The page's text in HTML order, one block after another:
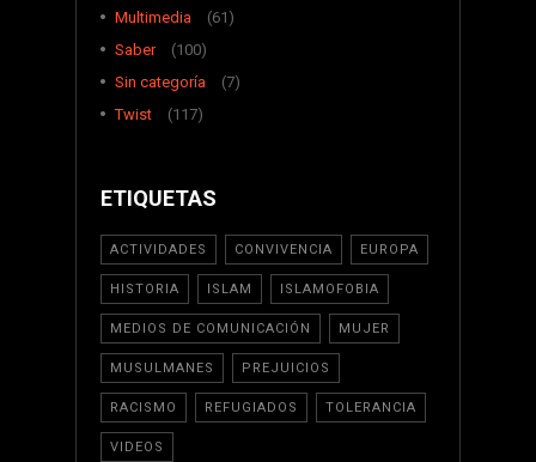
Multimedia
(61)
Saber
(100)
Sin categoría
(7)
Twist
(117)
ETIQUETAS
ACTIVIDADES CONVIVENCIA EUROPA
HISTORIA ISLAM ISLAMOFOBIA
MEDIOS DE COMUNICACIÓN MUJER
MUSULMANES PREJUICIOS
RACISMO REFUGIADOS TOLERANCIA
VIDEOS